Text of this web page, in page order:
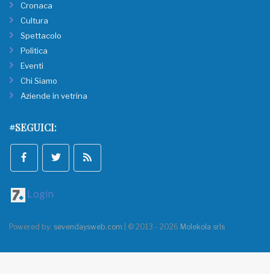
Cronaca
Cultura
Spettacolo
Politica
Eventi
Chi Siamo
Aziende in vetrina
#SEGUICI:
Login
Powered by: sevendaysweb.com | © 2013 - 2026 Molekola srls